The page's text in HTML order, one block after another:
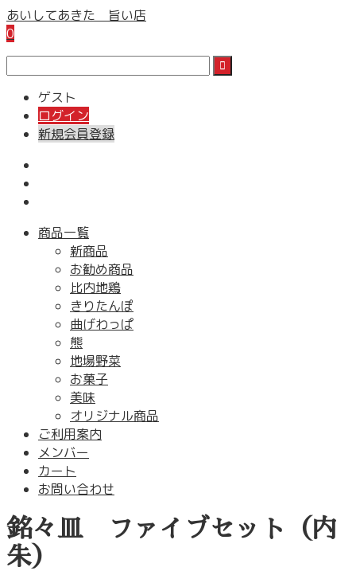
あいしてあきた 旨い店
0
ゲスト
ログイン
新規会員登録
商品一覧
新商品
お勧め商品
比内地鶏
きりたんぽ
曲げわっぱ
熊
地場野菜
お菓子
美味
オリジナル商品
ご利用案内
メンバー
カート
お問い合わせ
銘々皿 ファイブセット（内
朱）